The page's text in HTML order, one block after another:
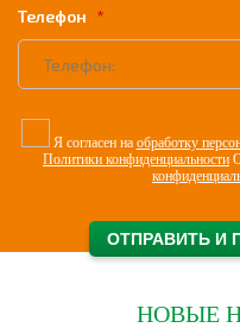
Телефон
Я согласен на обработку
Политики конфиденциальности
НОВЫЕ